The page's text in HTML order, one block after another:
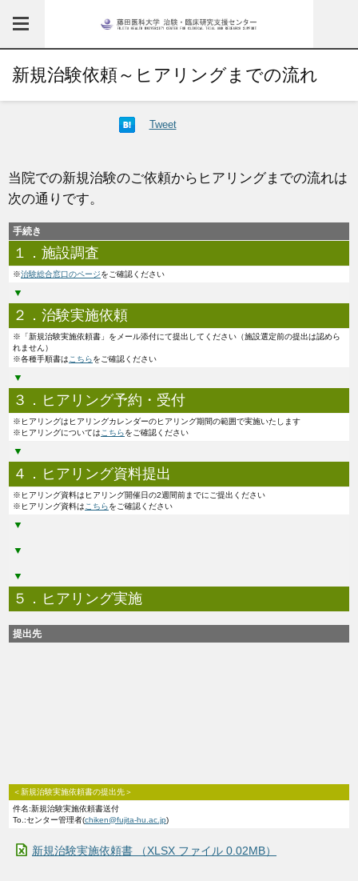
新規治験依頼～ヒアリングまでの流れ
Tweet
当院での新規治験のご依頼からヒアリングまでの流れは
次の通りです。
手続き
１．施設調査
※治験総合窓口のページをご確認ください
▼
２．治験実施依頼
※「新規治験実施依頼書」をメール添付にて提出してください（施設選定前の提出は認めら
れません）
※各種手順書は こちらをご確認ください
▼
３．ヒアリング予約・受付
※ヒアリングはヒアリングカレンダーのヒアリング期間の範囲で実施いたします
※ヒアリングについては こちらをご確認ください
▼
４．ヒアリング資料提出
※ヒアリング資料はヒアリング開催日の2週間前までにご提出ください
※ヒアリング資料は こちらをご確認ください
▼
▼
▼
５．ヒアリング実施
提出先
＜新規治験実施依頼書の提出先＞
件名:新規治験実施依頼書送付
To.:センター管理者(chiken@fujita-hu.ac.jp)
新規治験実施依頼書 （XLSX ファイル 0.02MB）